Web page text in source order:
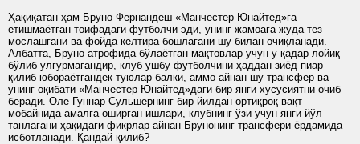
Ҳақиқатан ҳам Бруно Фернандеш «Манчестер Юнайтед»га
етишмаётган тоифадаги футболчи эди, унинг жамоага жуда тез
мослашгани ва фойда келтира бошлагани шу билан очиқланади.
Албатта, Бруно атрофида бўлаётган мақтовлар учун у қадар лойиқ
бўлиб улгурмагандир, клуб ушбу футболчини ҳаддан зиёд пиар
қилиб юбораётгандек туюлар балки, аммо айнан шу трансфер ва
унинг оқибати «Манчестер Юнайтед»даги бир янги хусусиятни очиб
беради. Оле Гуннар Сульшернинг бир йилдан ортиқроқ вақт
мобайнида амалга оширган ишлари, клубнинг ўзи учун янги йўл
танлагани ҳақидаги фикрлар айнан Брунонинг трансфери ёрдамида
исботланади. Қандай қилиб?